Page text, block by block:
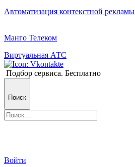
Автоматизация контекстной рекламы
Манго Телеком
Виртуальная АТС
Подбор сервиса. Бесплатно
Поиск
Войти